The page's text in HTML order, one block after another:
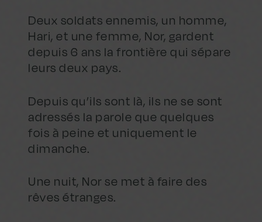
Deux soldats ennemis, un homme,
Hari, et une femme, Nor, gardent
depuis 6 ans la frontière qui sépare
leurs deux pays.
Depuis qu’ils sont là, ils ne se sont
adressés la parole que quelques
fois à peine et uniquement le
dimanche.
Une nuit, Nor se met à faire des
rêves étranges.